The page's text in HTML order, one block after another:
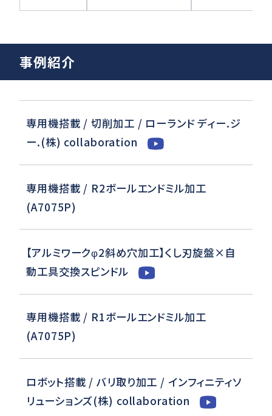
事例紹介
専用機搭載 / 切削加工 / ローランド ディー.ジ
ー.(株) collaboration
専用機搭載 / R2ボールエンドミル加工
(A7075P)
【アルミワークφ2斜め穴加工】くし刃旋盤×自
動工具交換スピンドル
専用機搭載 / R1ボールエンドミル加工
(A7075P)
ロボット搭載 / バリ取り加工 / インフィニティソ
リューションズ(株) collaboration